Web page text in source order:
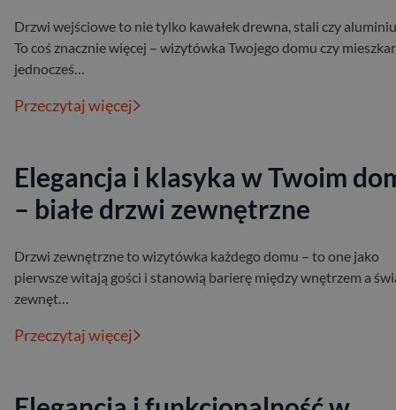
Drzwi wejściowe to nie tylko kawałek drewna, stali czy
To coś znacznie więcej – wizytówka Twojego domu czy
jednocześ…
Przeczytaj więcej
Elegancja i klasyka w Twoim
– białe drzwi zewnętrzne
Drzwi zewnętrzne to wizytówka każdego domu – to one jako
pierwsze witają gości i stanowią barierę między wnętrzem a
zewnęt…
Przeczytaj więcej